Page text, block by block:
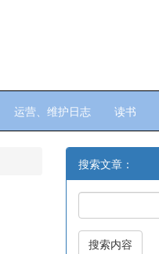
运营、维护日志 读书
搜索文章：
搜索内容